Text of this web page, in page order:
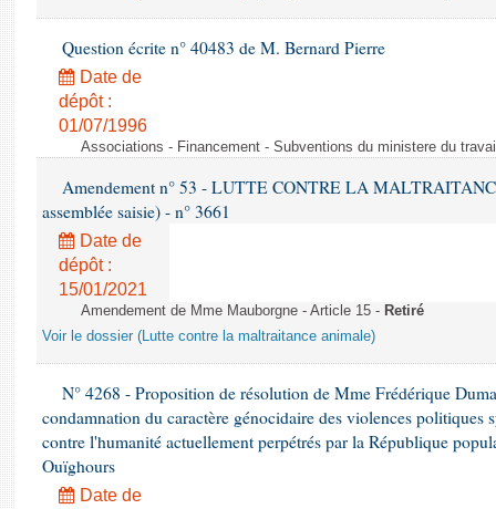
Question écrite n° 40483 de M. Bernard Pierre
Date de
dépôt :
01/07/1996
Associations - Financement - Subventions du ministere du
Amendement n° 53 - LUTTE CONTRE LA
assemblée saisie) - n° 3661
Date de
dépôt :
15/01/2021
Amendement de Mme Mauborgne - Article 15 - Retiré
Voir le dossier (Lutte contre la maltraitance animale)
N° 4268 - Proposition de résolution de Mme Frédérique
condamnation du caractère génocidaire des violences politiques
contre l'humanité actuellement perpétrés par la République
Ouïghours
Date de